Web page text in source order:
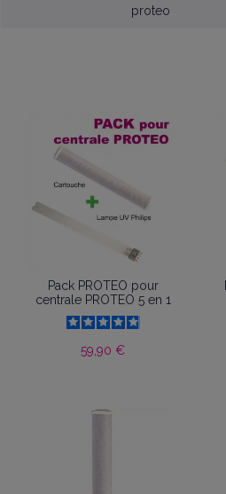
proteo
Pack PROTEO pour
centrale PROTEO 5 en 1
59,90 €